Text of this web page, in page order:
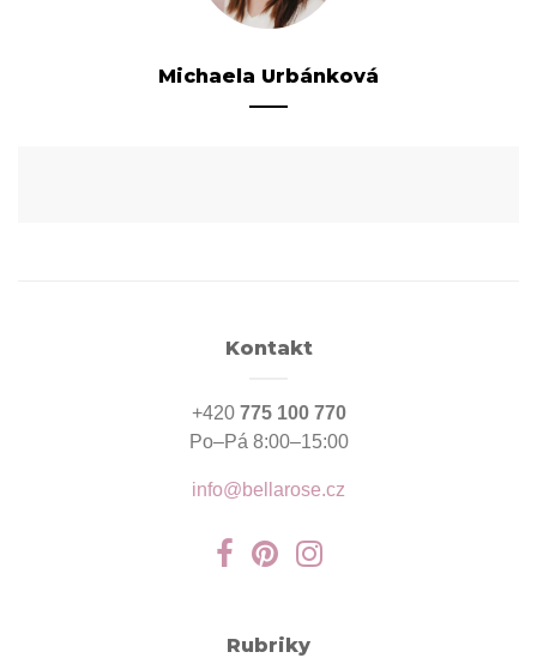
Michaela Urbánková
Kontakt
+420 775 100 770
Po–Pá 8:00–15:00
info@bellarose.cz
Rubriky